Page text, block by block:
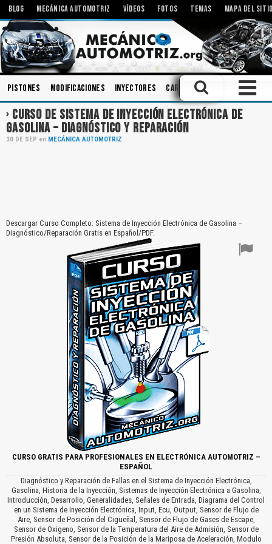
BLOG MECÁNICA AUTOMOTRIZ VÍDEOS FOTOS TEMAS MAPA DEL
Pistones Modificaciones Inyectores Carrocerias Aceites
CURSO DE SISTEMA DE INYECCIÓN ELECTRÓNICA DE
GASOLINA – DIAGNÓSTICO Y REPARACIÓN
30 DE SEP en MECÁNICA AUTOMOTRIZ
Descargar Curso Completo: Sistema de Inyección Electrónica de Gasolina –
Diagnóstico/Reparación Gratis en Español/PDF.
CURSO GRATIS PARA PROFESIONALES EN ELECTRÓNICA AUTOMOTRIZ –
ESPAÑOL
Diagnóstico y Reparación de Fallas en el Sistema de Inyección Electrónica,
Gasolina, Historia de la Inyección, Sistemas de Inyección Electrónica a Gasolina,
Introducción, Desarrollo, Generalidades, Señales de Entrada, Diagrama del Control
en un Sistema de Inyección Electrónica, Input, Ecu, Output, Sensor de Flujo de
Aire, Sensor de Posición del Cigüeñal, Sensor de Flujo de Gases de Escape,
Sensor de Oxigeno, Sensor de la Temperatura del Aire de Admisión, Sensor de
Presión Absoluta, Sensor de la Posición de la Mariposa de Aceleración, Modulo